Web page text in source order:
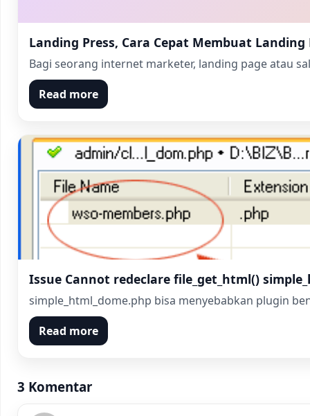
Landing Press, Cara Cepat Membuat
Bagi seorang internet marketer, landing page atau
Read more
Issue Cannot redeclare file_get_html()
simple_html_dome.php bisa menyebabkan plugin
Read more
3 Komentar